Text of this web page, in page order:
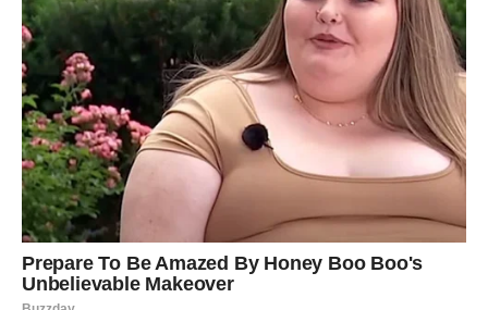
prvobitnu čvrstoću i otpornost. To se posebno događa na
dijelovima gdje je tkanina najviše opterećena, kao što su:
koljena
butine
stražnji dio pantalona
Kada vlakna oslabe, materijal se počinjeneravnomjerno
rastezati, a upravo to uzrokuje pojavu talasa i nabora na